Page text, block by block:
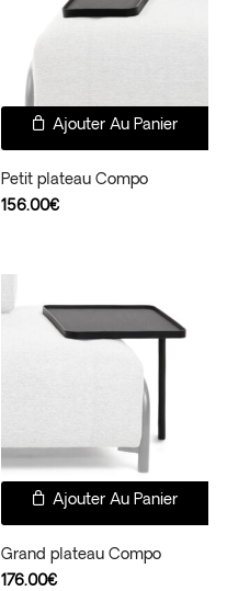
Ajouter Au Panier
Petit plateau Compo
156.00€
Ajouter Au Panier
Grand plateau Compo
176.00€